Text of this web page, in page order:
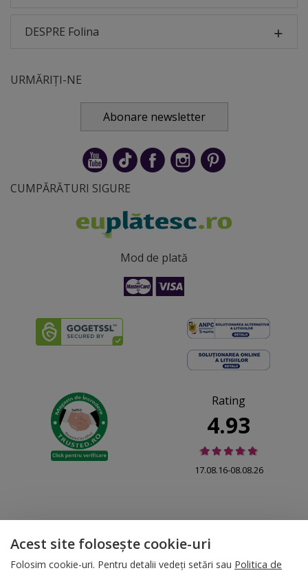
DESPRE Folina
URMĂRIȚI-NE
Abonare newsletter
CUMPĂRĂTURI SIGURE
Mod de plată
Rating
4.93
17.08.16-08.08.26
© 2026 Folina.ro | All Rights Reserved. Folina.ro | Designed by Artvertising
• Termene și condiții•Gestionează preferințe cookies
Acest site folosește cookie-uri
Folosim cookie-uri. Pentru detalii vedeți setări sau Politica de